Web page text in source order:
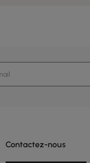
Contactez-nous